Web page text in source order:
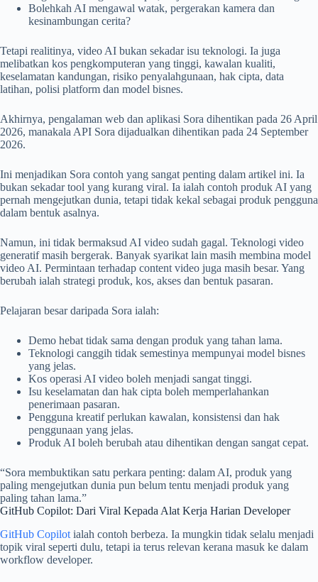
Bolehkah AI mengawal watak, pergerakan kamera dan
kesinambungan cerita?
Tetapi realitinya, video AI bukan sekadar isu teknologi. Ia juga
melibatkan kos pengkomputeran yang tinggi, kawalan kualiti,
keselamatan kandungan, risiko penyalahgunaan, hak cipta, data
latihan, polisi platform dan model bisnes.
Akhirnya, pengalaman web dan aplikasi Sora dihentikan pada 26 April
2026, manakala API Sora dijadualkan dihentikan pada 24 September
2026.
Ini menjadikan Sora contoh yang sangat penting dalam artikel ini. Ia
bukan sekadar tool yang kurang viral. Ia ialah contoh produk AI yang
pernah mengejutkan dunia, tetapi tidak kekal sebagai produk pengguna
dalam bentuk asalnya.
Namun, ini tidak bermaksud AI video sudah gagal. Teknologi video
generatif masih bergerak. Banyak syarikat lain masih membina model
video AI. Permintaan terhadap content video juga masih besar. Yang
berubah ialah strategi produk, kos, akses dan bentuk pasaran.
Pelajaran besar daripada Sora ialah:
Demo hebat tidak sama dengan produk yang tahan lama.
Teknologi canggih tidak semestinya mempunyai model bisnes
yang jelas.
Kos operasi AI video boleh menjadi sangat tinggi.
Isu keselamatan dan hak cipta boleh memperlahankan
penerimaan pasaran.
Pengguna kreatif perlukan kawalan, konsistensi dan hak
penggunaan yang jelas.
Produk AI boleh berubah atau dihentikan dengan sangat cepat.
“Sora membuktikan satu perkara penting: dalam AI, produk yang
paling mengejutkan dunia pun belum tentu menjadi produk yang
paling tahan lama.”
GitHub Copilot: Dari Viral Kepada Alat Kerja Harian Developer
GitHub Copilot ialah contoh berbeza. Ia mungkin tidak selalu menjadi
topik viral seperti dulu, tetapi ia terus relevan kerana masuk ke dalam
workflow developer.